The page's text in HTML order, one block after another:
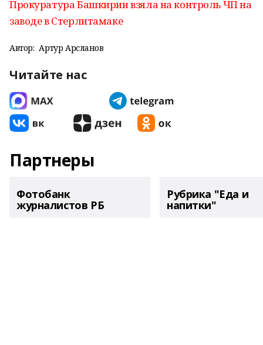
Прокуратура Башкирии взяла на контроль ЧП на
заводе в Стерлитамаке
Автор: Артур Арсланов
Читайте нас
Партнеры
Фотобанк
журналистов РБ
Рубрика "Еда и
напитки"